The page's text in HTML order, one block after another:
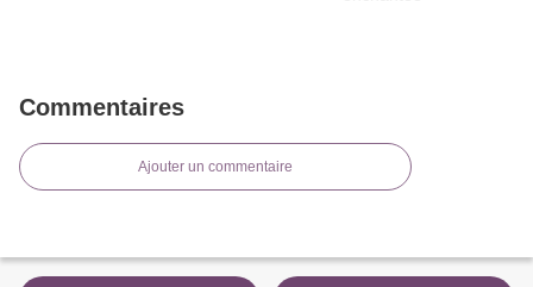
Commentaires
Ajouter un commentaire